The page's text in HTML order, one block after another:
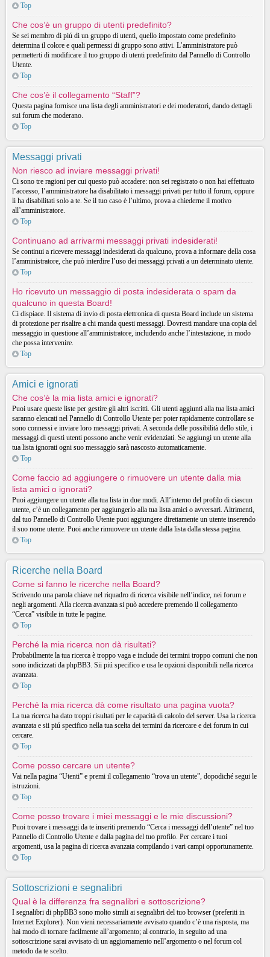
Top
Che cos’è un gruppo di utenti predefinito?
Se sei membro di piú di un gruppo di utenti, quello impostato come predefinito
determina il colore e quali permessi di gruppo sono attivi. L’amministratore può
permetterti di modificare il tuo gruppo di utenti predefinito dal Pannello di Controllo
Utente.
Top
Che cos’è il collegamento “Staff”?
Questa pagina fornisce una lista degli amministratori e dei moderatori, dando dettagli
sui forum che moderano.
Top
Messaggi privati
Non riesco ad inviare messaggi privati!
Ci sono tre ragioni per cui questo può accadere: non sei registrato o non hai effettuato
l’accesso, l’amministratore ha disabilitato i messaggi privati per tutto il forum, oppure
li ha disabilitati solo a te. Se il tuo caso è l’ultimo, prova a chiederne il motivo
all’amministratore.
Top
Continuano ad arrivarmi messaggi privati indesiderati!
Se continui a ricevere messaggi indesiderati da qualcuno, prova a informare della cosa
l’amministratore, che può interdire l’uso dei messaggi privati a un determinato utente.
Top
Ho ricevuto un messaggio di posta indesiderata o spam da
qualcuno in questa Board!
Ci dispiace. Il sistema di invio di posta elettronica di questa Board include un sistema
di protezione per risalire a chi manda questi messaggi. Dovresti mandare una copia del
messaggio in questione all’amministratore, includendo anche l’intestazione, in modo
che possa intervenire.
Top
Amici e ignorati
Che cos’è la mia lista amici e ignorati?
Puoi usare queste liste per gestire gli altri iscritti. Gli utenti aggiunti alla tua lista amici
saranno elencati nel Pannello di Controllo Utente per poter rapidamente controllare se
sono connessi e inviare loro messaggi privati. A seconda delle possibilità dello stile, i
messaggi di questi utenti possono anche venir evidenziati. Se aggiungi un utente alla
tua lista ignorati ogni suo messaggio sarà nascosto automaticamente.
Top
Come faccio ad aggiungere o rimuovere un utente dalla mia
lista amici o ignorati?
Puoi aggiungere un utente alla tua lista in due modi. All’interno del profilo di ciascun
utente, c’è un collegamento per aggiungerlo alla tua lista amici o avversari. Altrimenti,
dal tuo Pannello di Controllo Utente puoi aggiungere direttamente un utente inserendo
il suo nome utente. Puoi anche rimuovere un utente dalla lista dalla stessa pagina.
Top
Ricerche nella Board
Come si fanno le ricerche nella Board?
Scrivendo una parola chiave nel riquadro di ricerca visibile nell’indice, nei forum e
negli argomenti. Alla ricerca avanzata si può accedere premendo il collegamento
“Cerca” visibile in tutte le pagine.
Top
Perché la mia ricerca non dà risultati?
Probabilmente la tua ricerca è troppo vaga e include dei termini troppo comuni che non
sono indicizzati da phpBB3. Sii piú specifico e usa le opzioni disponibili nella ricerca
avanzata.
Top
Perché la mia ricerca dà come risultato una pagina vuota?
La tua ricerca ha dato troppi risultati per le capacità di calcolo del server. Usa la ricerca
avanzata e sii piú specifico nella tua scelta dei termini da ricercare e dei forum in cui
cercare.
Top
Come posso cercare un utente?
Vai nella pagina “Utenti” e premi il collegamento “trova un utente”, dopodiché segui le
istruzioni.
Top
Come posso trovare i miei messaggi e le mie discussioni?
Puoi trovare i messaggi da te inseriti premendo “Cerca i messaggi dell’utente” nel tuo
Pannello di Controllo Utente e dalla pagina del tuo profilo. Per cercare i tuoi
argomenti, usa la pagina di ricerca avanzata compilando i vari campi opportunamente.
Top
Sottoscrizioni e segnalibri
Qual è la differenza fra segnalibri e sottoscrizione?
I segnalibri di phpBB3 sono molto simili ai segnalibri del tuo browser (preferiti in
Internet Explorer). Non vieni necessariamente avvisato quando c’è una risposta, ma
hai modo di tornare facilmente all’argomento; al contrario, in seguito ad una
sottoscrizione sarai avvisato di un aggiornamento nell’argomento o nel forum col
metodo da te scelto.